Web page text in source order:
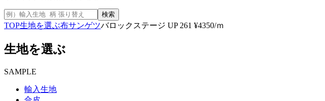
検索
TOP生地を選ぶ布サンゲツバロックステージ UP 261 ¥4350/ｍ
生地を選ぶ
SAMPLE
輸入生地